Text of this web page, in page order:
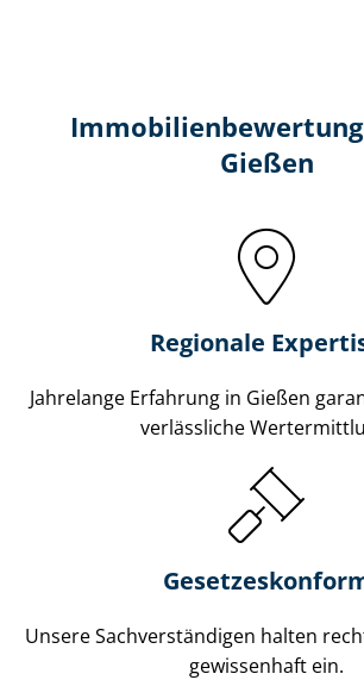
Gießen
Regionale
Jahrelange Erfahrung in Gießen
verlässliche
Unsere Sach­ver­stän­di­gen halten
gewissenhaft ein.